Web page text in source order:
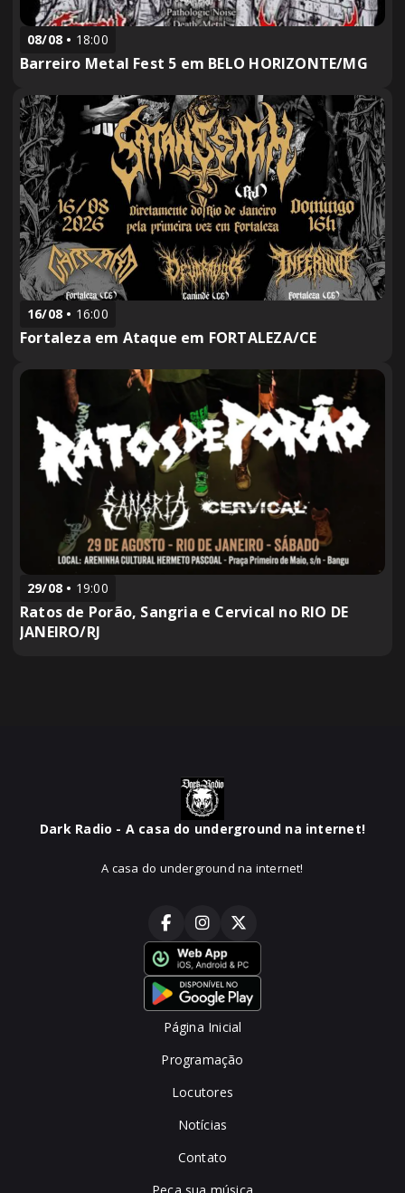
08/08 18:00
Barreiro Metal Fest 5 em BELO HORIZONTE/MG
16/08 16:00
Fortaleza em Ataque em FORTALEZA/CE
29/08 19:00
Ratos de Porão, Sangria e Cervical no RIO DE
JANEIRO/RJ
Dark Radio - A casa do underground na internet!
A casa do underground na internet!
Página Inicial
Programação
Locutores
Notícias
Contato